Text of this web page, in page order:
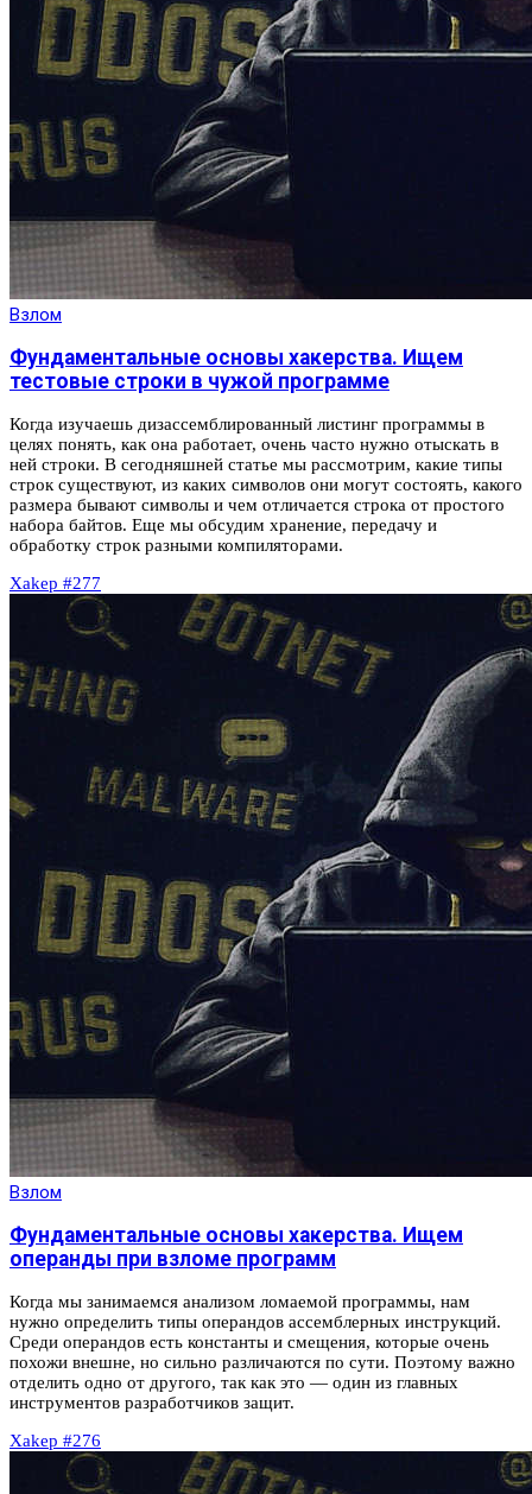
Взлом
Фундаментальные основы хакерства. Ищем
тестовые строки в чужой программе
Когда изучаешь дизассемблированный листинг программы в
целях понять, как она работает, очень часто нужно отыскать в
ней строки. В сегодняшней статье мы рассмотрим, какие типы
строк существуют, из каких символов они могут состоять, какого
размера бывают символы и чем отличается строка от простого
набора байтов. Еще мы обсудим хранение, передачу и
обработку строк разными компиляторами.
Xakep #277
Взлом
Фундаментальные основы хакерства. Ищем
операнды при взломе программ
Когда мы занимаемся анализом ломаемой программы, нам
нужно определить типы операндов ассемблерных инструкций.
Среди операндов есть константы и смещения, которые очень
похожи внешне, но сильно различаются по сути. Поэтому важно
отделить одно от другого, так как это — один из главных
инструментов разработчиков защит.
Xakep #276